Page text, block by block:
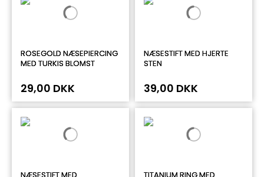
ROSEGOLD NÆSEPIERCING
MED TURKIS BLOMST
29,00 DKK
NÆSESTIFT MED HJERTE
STEN
39,00 DKK